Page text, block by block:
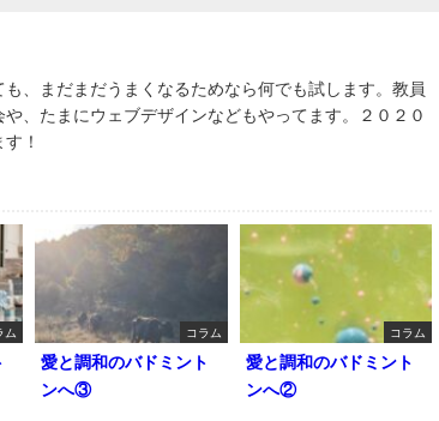
、まだまだうまくなるためなら何でも試します。教員
、たまにウェブデザインなどもやってます。２０２０
！
ム コラム
愛と調和のバドミント
ンへ③
コラム
愛と調和のバドミント
ンへ②